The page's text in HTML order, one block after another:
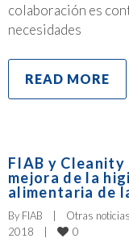
colaboración es
necesidades
READ MORE
FIAB y
mejora de la
alimentaria de
By FIAB Otras noticias
2018
0